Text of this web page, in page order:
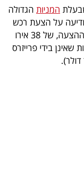
המניות הגדולה
על הצעת רכש
של 38 אירו
שאינן בידי פרייזרס